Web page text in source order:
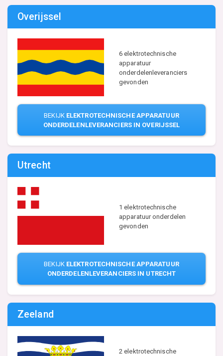
Overijssel
6 elektrotechnische
apparatuur
onderdelenleveranciers
gevonden
BEKIJK ELEKTROTECHNISCHE APPARATUUR
ONDERDELENLEVERANCIERS IN OVERIJSSEL
Utrecht
1 elektrotechnische
apparatuur onderdelen
gevonden
BEKIJK ELEKTROTECHNISCHE APPARATUUR
ONDERDELENLEVERANCIERS IN UTRECHT
Zeeland
2 elektrotechnische